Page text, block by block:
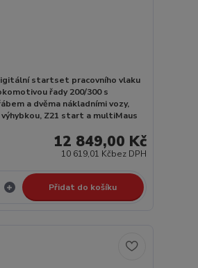
startset pracovního vlaku
řady 200/300 s
a dvěma nákladními vozy,
Z21 start a multiMaus
12 849,00 Kč
10 619,01 Kčbez DPH
Přidat do košíku